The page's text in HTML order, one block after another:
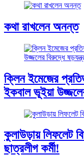
কথা রাখলেন অনন্ত
ক্লিন ইমেজের
ইকবাল ভূইয়া
কুলাউড়ায় লিফলেট
ছাত্রলীগ কর্মী!